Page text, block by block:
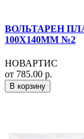
ВОЛЬТАРЕН
100Х140ММ №2
НОВАРТИС
от 785.00 р.
В корзину